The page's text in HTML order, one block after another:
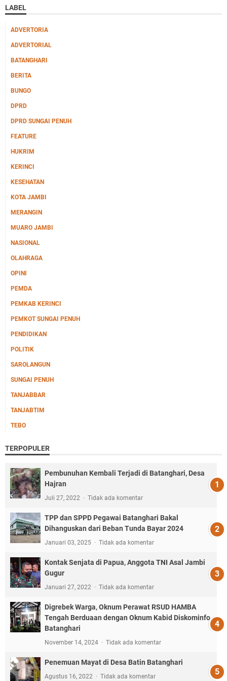
LABEL
ADVERTORIA
ADVERTORIAL
BATANGHARI
BERITA
BUNGO
DPRD
DPRD SUNGAI PENUH
FEATURE
HUKRIM
KERINCI
KESEHATAN
KOTA JAMBI
MERANGIN
MUARO JAMBI
NASIONAL
OLAHRAGA
OPINI
PEMDA
PEMKAB KERINCI
PEMKOT SUNGAI PENUH
PENDIDIKAN
POLITIK
SAROLANGUN
SUNGAI PENUH
TANJABBAR
TANJABTIM
TEBO
TERPOPULER
Pembunuhan Kembali Terjadi di Batanghari, Desa
Hajran
Juli 27, 2022 Tidak ada komentar
TPP dan SPPD Pegawai Batanghari Bakal
Dihanguskan dari Beban Tunda Bayar 2024
Januari 03, 2025 Tidak ada komentar
Kontak Senjata di Papua, Anggota TNI Asal Jambi
Gugur
Januari 27, 2022 Tidak ada komentar
Digrebek Warga, Oknum Perawat RSUD HAMBA
Tengah Berduaan dengan Oknum Kabid Diskominfo
Batanghari
November 14, 2024 Tidak ada komentar
Penemuan Mayat di Desa Batin Batanghari
Agustus 16, 2022 Tidak ada komentar